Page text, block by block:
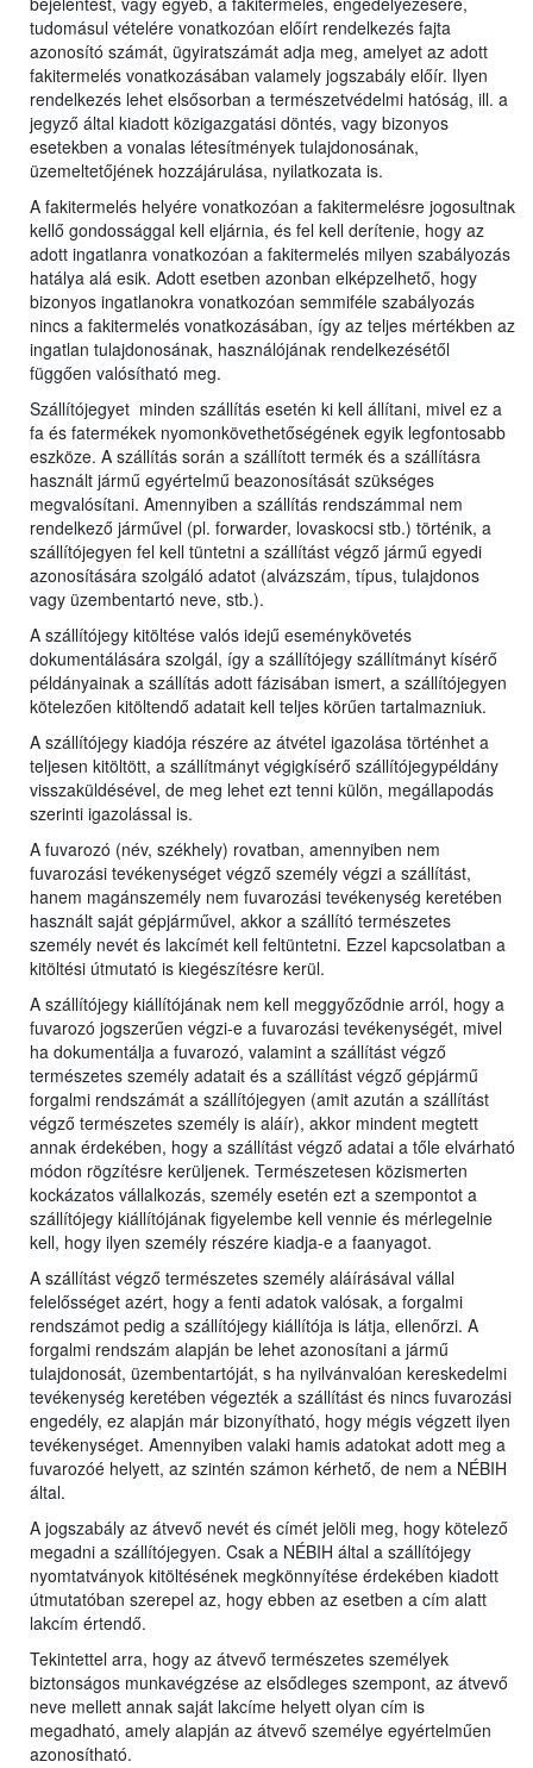
tudomásul vételére vonatkozóan előírt rendelkezés fajta
azonosító számát, ügyiratszámát adja meg, amelyet az adott
fakitermelés vonatkozásában valamely jogszabály előír. Ilyen
rendelkezés lehet elsősorban a természetvédelmi hatóság, ill. a
jegyző által kiadott közigazgatási döntés, vagy bizonyos
esetekben a vonalas létesítmények tulajdonosának,
üzemeltetőjének hozzájárulása, nyilatkozata is.
A fakitermelés helyére vonatkozóan a fakitermelésre jogosultnak
kellő gondossággal kell eljárnia, és fel kell derítenie, hogy az
adott ingatlanra vonatkozóan a fakitermelés milyen szabályozás
hatálya alá esik. Adott esetben azonban elképzelhető, hogy
bizonyos ingatlanokra vonatkozóan semmiféle szabályozás
nincs a fakitermelés vonatkozásában, így az teljes mértékben az
ingatlan tulajdonosának, használójának rendelkezésétől
függően valósítható meg.
Szállítójegyet minden szállítás esetén ki kell állítani, mivel ez a
fa és fatermékek nyomonkövethetőségének egyik legfontosabb
eszköze. A szállítás során a szállított termék és a szállításra
használt jármű egyértelmű beazonosítását szükséges
megvalósítani. Amennyiben a szállítás rendszámmal nem
rendelkező járművel (pl. forwarder, lovaskocsi stb.) történik, a
szállítójegyen fel kell tüntetni a szállítást végző jármű egyedi
azonosítására szolgáló adatot (alvázszám, típus, tulajdonos
vagy üzembentartó neve, stb.).
A szállítójegy kitöltése valós idejű eseménykövetés
dokumentálására szolgál, így a szállítójegy szállítmányt kísérő
példányainak a szállítás adott fázisában ismert, a szállítójegyen
kötelezően kitöltendő adatait kell teljes körűen tartalmazniuk.
A szállítójegy kiadója részére az átvétel igazolása történhet a
teljesen kitöltött, a szállítmányt végigkísérő szállítójegypéldány
visszaküldésével, de meg lehet ezt tenni külön, megállapodás
szerinti igazolással is.
A fuvarozó (név, székhely) rovatban, amennyiben nem
fuvarozási tevékenységet végző személy végzi a szállítást,
hanem magánszemély nem fuvarozási tevékenység keretében
használt saját gépjárművel, akkor a szállító természetes
személy nevét és lakcímét kell feltüntetni. Ezzel kapcsolatban a
kitöltési útmutató is kiegészítésre kerül.
A szállítójegy kiállítójának nem kell meggyőződnie arról, hogy a
fuvarozó jogszerűen végzi-e a fuvarozási tevékenységét, mivel
ha dokumentálja a fuvarozó, valamint a szállítást végző
természetes személy adatait és a szállítást végző gépjármű
forgalmi rendszámát a szállítójegyen (amit azután a szállítást
végző természetes személy is aláír), akkor mindent megtett
annak érdekében, hogy a szállítást végző adatai a tőle elvárható
módon rögzítésre kerüljenek. Természetesen közismerten
kockázatos vállalkozás, személy esetén ezt a szempontot a
szállítójegy kiállítójának figyelembe kell vennie és mérlegelnie
kell, hogy ilyen személy részére kiadja-e a faanyagot.
A szállítást végző természetes személy aláírásával vállal
felelősséget azért, hogy a fenti adatok valósak, a forgalmi
rendszámot pedig a szállítójegy kiállítója is látja, ellenőrzi. A
forgalmi rendszám alapján be lehet azonosítani a jármű
tulajdonosát, üzembentartóját, s ha nyilvánvalóan kereskedelmi
tevékenység keretében végezték a szállítást és nincs fuvarozási
engedély, ez alapján már bizonyítható, hogy mégis végzett ilyen
tevékenységet. Amennyiben valaki hamis adatokat adott meg a
fuvarozóé helyett, az szintén számon kérhető, de nem a NÉBIH
által.
A jogszabály az átvevő nevét és címét jelöli meg, hogy kötelező
megadni a szállítójegyen. Csak a NÉBIH által a szállítójegy
nyomtatványok kitöltésének megkönnyítése érdekében kiadott
útmutatóban szerepel az, hogy ebben az esetben a cím alatt
lakcím értendő.
Tekintettel arra, hogy az átvevő természetes személyek
biztonságos munkavégzése az elsődleges szempont, az átvevő
neve mellett annak saját lakcíme helyett olyan cím is
megadható, amely alapján az átvevő személye egyértelműen
azonosítható.